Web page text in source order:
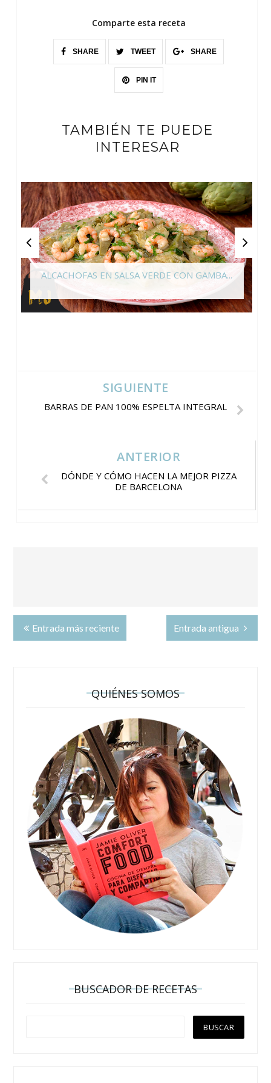
Comparte esta receta
SHARE TWEET SHARE
PIN IT
TAMBIÉN TE PUEDE
INTERESAR
ALCACHOFAS EN SALSA VERDE CON GAMBA...
SIGUIENTE
BARRAS DE PAN 100% ESPELTA INTEGRAL
ANTERIOR
DÓNDE Y CÓMO HACEN LA MEJOR PIZZA
DE BARCELONA
Entrada más reciente Entrada antigua
QUIÉNES SOMOS
BUSCADOR DE RECETAS